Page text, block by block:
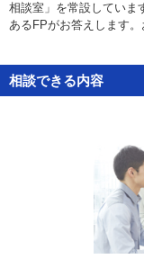
個人会員の皆様へ
相談室」を常設していま
あるFPがお答えします。
相談できる内容